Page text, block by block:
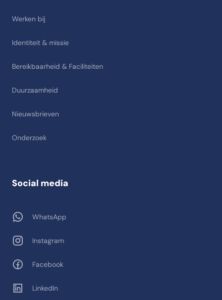
Werken bij
Identiteit & missie
Bereikbaarheid & Faciliteiten
Duurzaamheid
Nieuwsbrieven
Onderzoek
Social media
WhatsApp
Instagram
Facebook
LinkedIn